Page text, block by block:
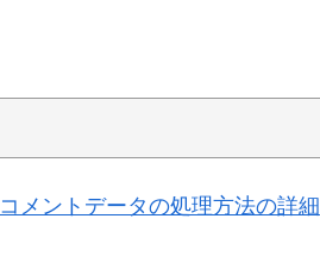
コメントデータの処理方法の詳細